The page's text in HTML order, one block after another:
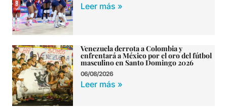
Leer más »
Venezuela derrota a Colombia y
enfrentará a México por el oro del fútbol
masculino en Santo Domingo 2026
06/08/2026
Leer más »